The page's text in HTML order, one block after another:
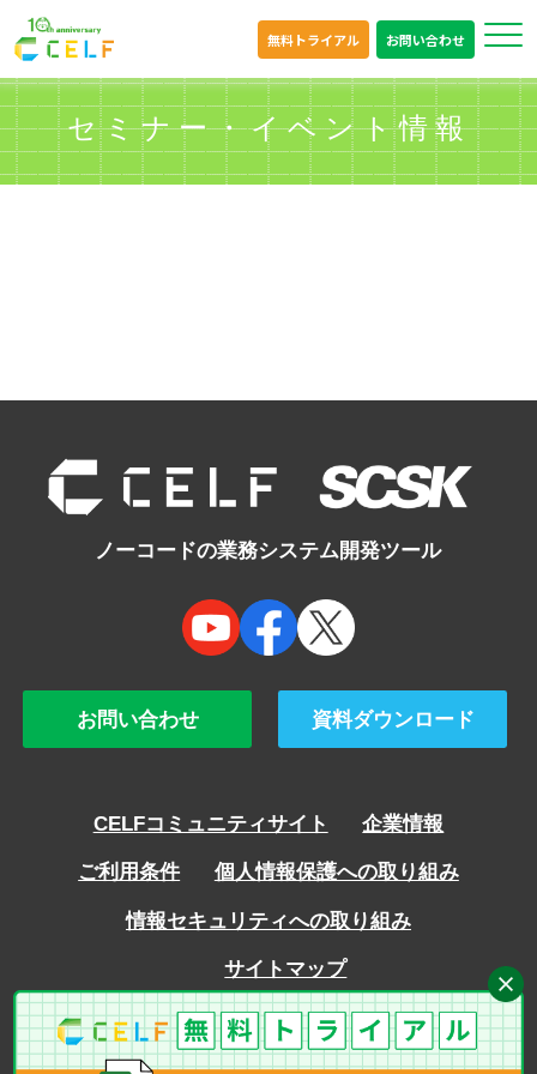
無料トライアル お問い合わせ
セミナー・イベント情報
ノーコードの業務システム開発ツール
お問い合わせ 資料ダウンロード
CELFコミュニティサイト 企業情報
ご利用条件 個人情報保護への取り組み
情報セキュリティへの取り組み
サイトマップ